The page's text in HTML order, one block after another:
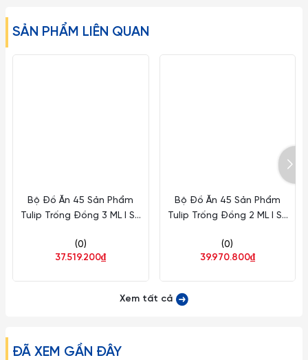
2. Về kích thước: Do góc chụp khác nhau nên sẽ gây ra những
SẢN PHẨM LIÊN QUAN
Bộ Đồ Ăn 45 Sản Phẩm
Tulip Trống Đồng 3 ML I Sứ
(0)
37.519.200₫
Bộ Đồ Ăn 45 Sản Phẩm
Tulip Trống Đồng 2 ML I Sứ
(0)
39.970.800₫
Xem tất cả
ĐÃ XEM GẦN ĐÂY